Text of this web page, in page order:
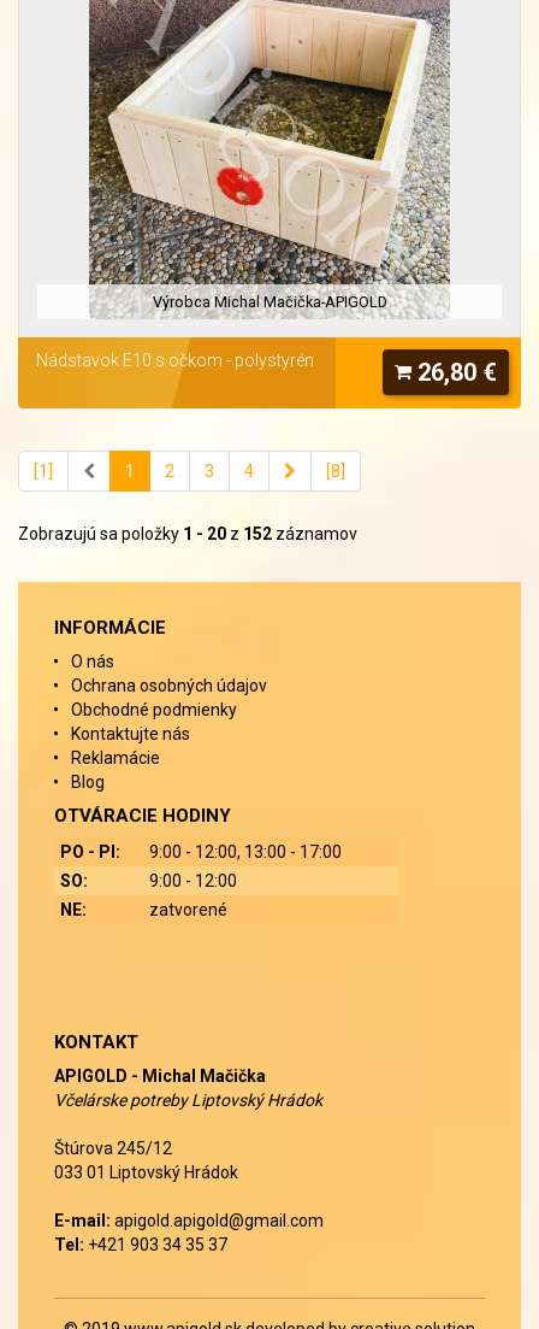
Výrobca Michal Mačička-APIGOLD
26,80 €
Nádstavok E10 s očkom - polystyrén
[1] 1 2 3 4 [8]
Zobrazujú sa položky 1 - 20 z 152 záznamov
INFORMÁCIE
O nás
Ochrana osobných údajov
Obchodné podmienky
Kontaktujte nás
Reklamácie
Blog
OTVÁRACIE HODINY
PO - PI:
9:00 - 12:00, 13:00 - 17:00
SO:
9:00 - 12:00
NE:
zatvorené
KONTAKT
APIGOLD - Michal Mačička
Včelárske potreby Liptovský Hrádok
Štúrova 245/12
033 01 Liptovský Hrádok
E-mail: apigold.apigold@gmail.com
Tel: +421 903 34 35 37